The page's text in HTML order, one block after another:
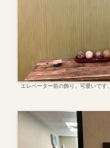
エレベーター前の飾り。可愛いです。